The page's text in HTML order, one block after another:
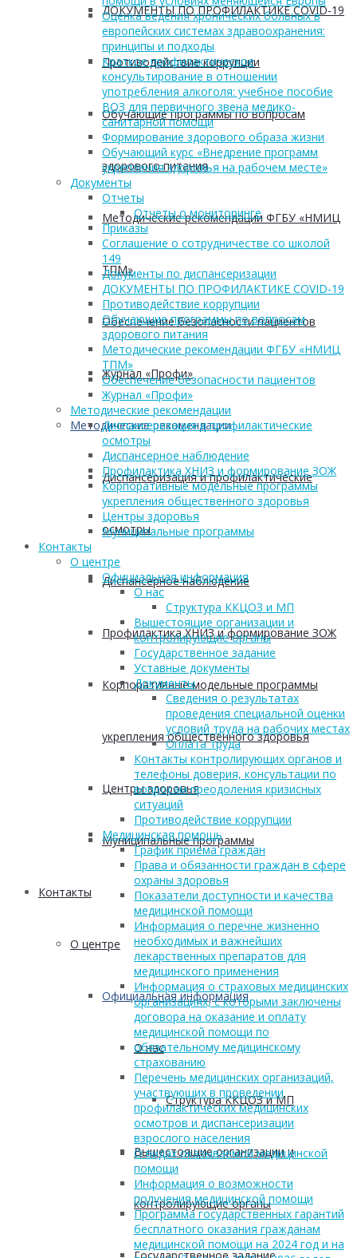
ДОКУМЕНТЫ ПО ПРОФИЛАКТИКЕ COVID-19
Противодействие коррупции
Обучающие программы по вопросам
здорового питания
Методические рекомендации ФГБУ «НМИЦ
ТПМ»
Обеспечение безопасности пациентов
Журнал «Профи»
Методические рекомендации
Диспансеризация и профилактические
осмотры
Диспансерное наблюдение
Профилактика ХНИЗ и формирование ЗОЖ
Корпоративные модельные программы
укрепления общественного здоровья
Центры здоровья
Муниципальные программы
Контакты
О центре
Официальная информация
О нас
Структура ККЦОЗ и МП
Вышестоящие организации и
контролирующие органы
Оценка ведения хронических больных в
европейских системах здравоохранения:
принципы и подходы
Краткое профилактическое
консультирование в отношении
употребления алкоголя: учебное пособие
ВОЗ для первичного звена медико-
санитарной помощи
Формирование здорового образа жизни
Обучающий курс «Внедрение программ
укрепления здоровья на рабочем месте»
Документы
Отчеты
Отчеты о мониторинге
Приказы
Соглашение о сотрудничестве со школой
149
Документы по диспансеризации
ДОКУМЕНТЫ ПО ПРОФИЛАКТИКЕ COVID-19
Противодействие коррупции
Обучающие программы по вопросам
здорового питания
Методические рекомендации ФГБУ «НМИЦ
ТПМ»
Обеспечение безопасности пациентов
Журнал «Профи»
Методические рекомендации
Диспансеризация и профилактические
осмотры
Диспансерное наблюдение
Профилактика ХНИЗ и формирование ЗОЖ
Корпоративные модельные программы
укрепления общественного здоровья
Центры здоровья
Муниципальные программы
Контакты
О центре
Официальная информация
О нас
Структура ККЦОЗ и МП
Вышестоящие организации и
контролирующие органы
Государственное задание
Уставные документы
Документы
Сведения о результатах
проведения специальной оценки
условий труда на рабочих местах
Оплата труда
Контакты контролирующих органов и
телефоны доверия, консультации по
вопросам преодоления кризисных
ситуаций
Противодействие коррупции
Медицинская помощь
График приема граждан
Права и обязанности граждан в сфере
охраны здоровья
Показатели доступности и качества
медицинской помощи
Информация о перечне жизненно
необходимых и важнейших
лекарственных препаратов для
медицинского применения
Информация о страховых медицинских
организациях, с которыми заключены
договора на оказание и оплату
медицинской помощи по
обязательному медицинскому
страхованию
Перечень медицинских организаций,
участвующих в проведении
профилактических медицинских
осмотров и диспансеризации
взрослого населения
О видах оказываемой медицинской
помощи
Информация о возможности
получения медицинской помощи
Программа государственных гарантий
бесплатного оказания гражданам
медицинской помощи на 2024 год и на